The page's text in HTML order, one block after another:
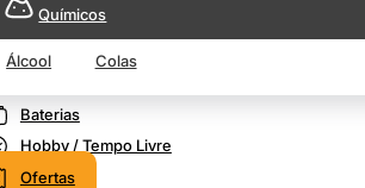
Químicos
Álcool Colas
Baterias
Hobby / Tempo Livre
Ofertas